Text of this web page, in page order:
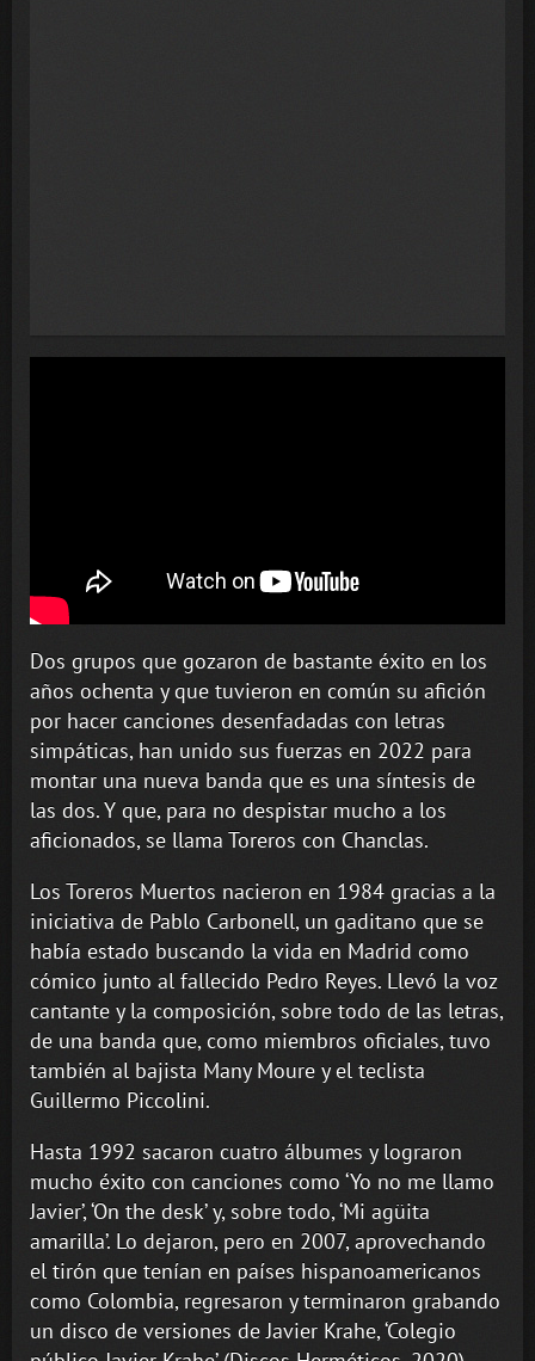
Dos grupos que gozaron de bastante éxito en los
años ochenta y que tuvieron en común su afición
por hacer canciones desenfadadas con letras
simpáticas, han unido sus fuerzas en 2022 para
montar una nueva banda que es una síntesis de
las dos. Y que, para no despistar mucho a los
aficionados, se llama Toreros con Chanclas.
Los Toreros Muertos nacieron en 1984 gracias a la
iniciativa de Pablo Carbonell, un gaditano que se
había estado buscando la vida en Madrid como
cómico junto al fallecido Pedro Reyes. Llevó la voz
cantante y la composición, sobre todo de las letras,
de una banda que, como miembros oficiales, tuvo
también al bajista Many Moure y el teclista
Guillermo Piccolini.
Hasta 1992 sacaron cuatro álbumes y lograron
mucho éxito con canciones como ‘Yo no me llamo
Javier’, ‘On the desk’ y, sobre todo, ‘Mi agüita
amarilla’. Lo dejaron, pero en 2007, aprovechando
el tirón que tenían en países hispanoamericanos
como Colombia, regresaron y terminaron grabando
un disco de versiones de Javier Krahe, ‘Colegio